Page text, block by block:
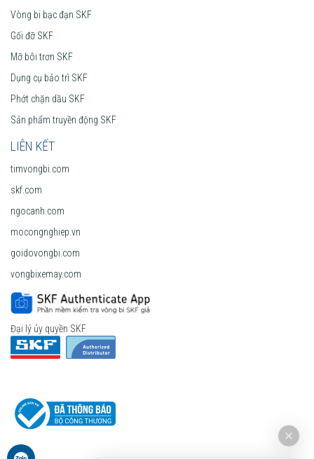
Vòng bi bạc đạn SKF
Gối đỡ SKF
Mỡ bôi trơn SKF
Dụng cụ bảo trì SKF
Phớt chặn dầu SKF
Sản phẩm truyền động SKF
LIÊN KẾT
timvongbi.com
skf.com
ngocanh.com
mocongnghiep.vn
goidovongbi.com
vongbixemay.com
Đại lý ủy quyền SKF